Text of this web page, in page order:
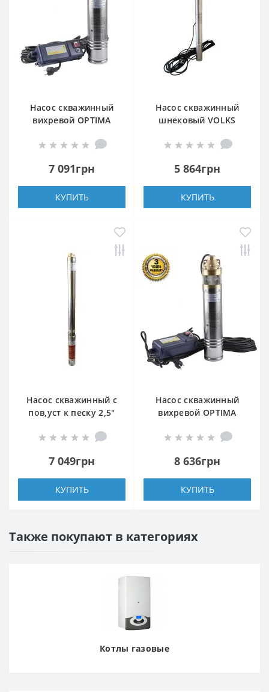
Насос скважинный
вихревой OPTIMA
0,75кВт + кабель 20м и
7 091грн
КУПИТЬ
Насос скважинный
шнековый VOLKS
0,25кВт 2 дюйма! +
5 864грн
КУПИТЬ
Насос скважинный с
пов,уст к песку 2,5″
0,25 кВт 48м +
7 049грн
КУПИТЬ
Насос скважинный
вихревой OPTIMA
+ кабель 20м и пульт
8 636грн
КУПИТЬ
Также покупают в категориях
Котлы газовые